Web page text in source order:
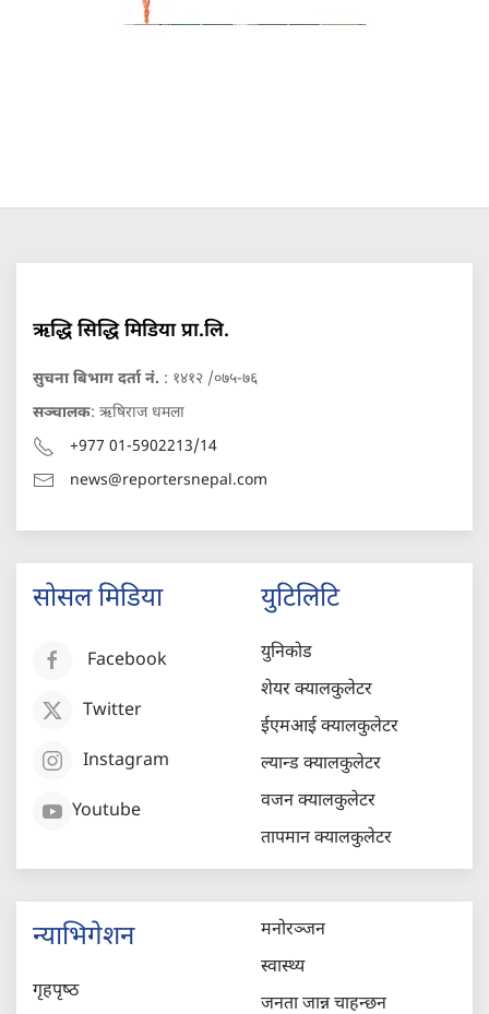
ऋद्धि सिद्धि मिडिया प्रा.लि.
सुचना बिभाग दर्ता नं. : १४१२ /०७५-७६
सञ्चालक: ऋषिराज धमला
+977 01-5902213/14
news@reportersnepal.com
सोसल मिडिया
Facebook
Twitter
Instagram
Youtube
युटिलिटि
युनिकोड
शेयर क्यालकुलेटर
ईएमआई क्यालकुलेटर
ल्यान्ड क्यालकुलेटर
वजन क्यालकुलेटर
तापमान क्यालकुलेटर
न्याभिगेशन
गृहपृष्‍ठ
मनोरञ्जन
स्वास्थ्य
जनता जान्न चाहन्छन